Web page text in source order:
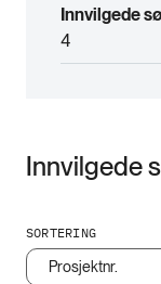
Innvilgede
4
Innvilgede
SORTERING
Prosjektnr.